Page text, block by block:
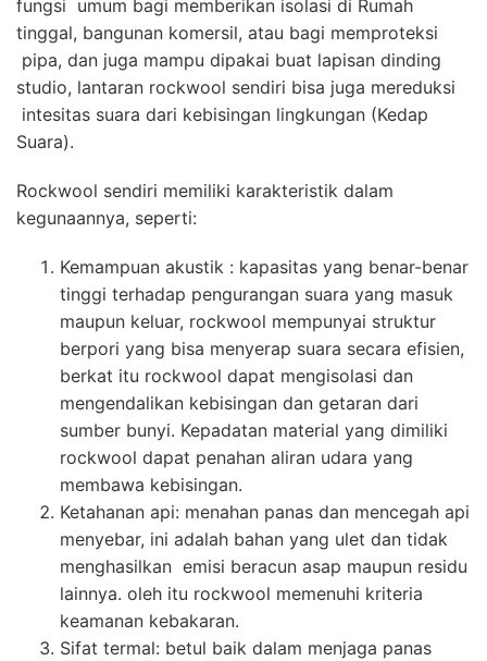
fungsi umum bagi memberikan isolasi di Rumah
tinggal, bangunan komersil, atau bagi memproteksi
pipa, dan juga mampu dipakai buat lapisan dinding
studio, lantaran rockwool sendiri bisa juga mereduksi
intesitas suara dari kebisingan lingkungan (Kedap
Suara).
Rockwool sendiri memiliki karakteristik dalam
kegunaannya, seperti:
Kemampuan akustik : kapasitas yang benar-benar
tinggi terhadap pengurangan suara yang masuk
maupun keluar, rockwool mempunyai struktur
berpori yang bisa menyerap suara secara efisien,
berkat itu rockwool dapat mengisolasi dan
mengendalikan kebisingan dan getaran dari
sumber bunyi. Kepadatan material yang dimiliki
rockwool dapat penahan aliran udara yang
membawa kebisingan.
Ketahanan api: menahan panas dan mencegah api
menyebar, ini adalah bahan yang ulet dan tidak
menghasilkan emisi beracun asap maupun residu
lainnya. oleh itu rockwool memenuhi kriteria
keamanan kebakaran.
Sifat termal: betul baik dalam menjaga panas